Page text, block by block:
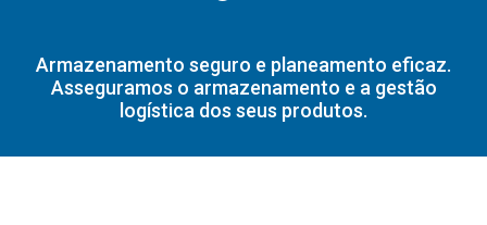
Armazenamento seguro e planeamento eficaz.
Asseguramos o armazenamento e a gestão
logística dos seus produtos.